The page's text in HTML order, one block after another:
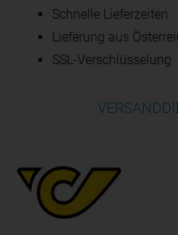
Schnelle Lieferzeiten
Lieferung aus
SSL-Verschlüsselung